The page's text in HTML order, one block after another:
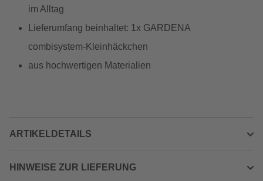
im Alltag
Lieferumfang beinhaltet: 1x GARDENA
combisystem-Kleinhäckchen
aus hochwertigen Materialien
ARTIKELDETAILS
HINWEISE ZUR LIEFERUNG